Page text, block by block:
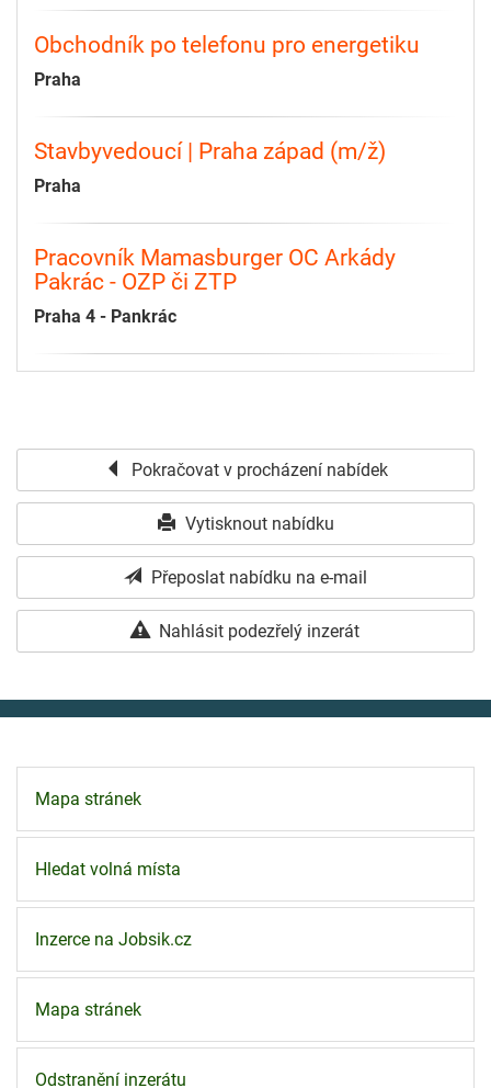
Obchodník po telefonu pro energetiku
Praha
Stavbyvedoucí | Praha západ (m/ž)
Praha
Pracovník Mamasburger OC Arkády
Pakrác - OZP či ZTP
Praha 4 - Pankrác
Pokračovat v procházení nabídek
Vytisknout nabídku
Přeposlat nabídku na e-mail
Nahlásit podezřelý inzerát
Mapa stránek
Hledat volná místa
Inzerce na Jobsik.cz
Mapa stránek
Odstranění inzerátu